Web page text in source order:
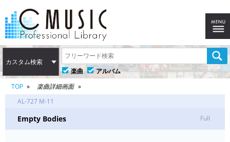
カスタム検索
楽曲
アルバム
TOP
楽曲詳細画面
AL-727 M-11
Empty Bodies Full